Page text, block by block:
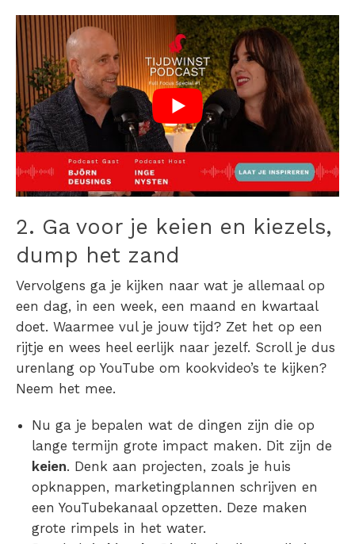
2. Ga voor je keien en kiezels,
dump het zand
Vervolgens ga je kijken naar wat je allemaal op
een dag, in een week, een maand en kwartaal
doet. Waarmee vul je jouw tijd? Zet het op een
rijtje en wees heel eerlijk naar jezelf. Scroll je dus
urenlang op YouTube om kookvideo’s te kijken?
Neem het mee.
Nu ga je bepalen wat de dingen zijn die op
lange termijn grote impact maken. Dit zijn de
keien. Denk aan projecten, zoals je huis
opknappen, marketingplannen schrijven en
een YouTubekanaal opzetten. Deze maken
grote rimpels in het water.